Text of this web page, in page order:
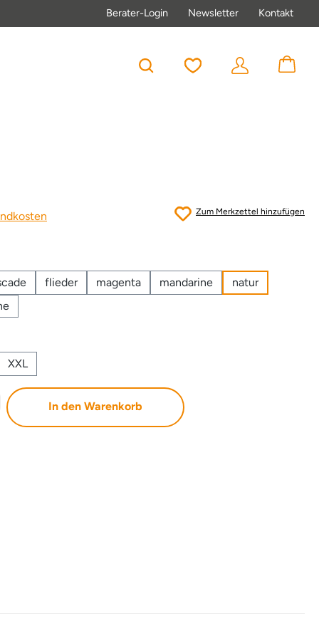
Berater-Login Newsletter Kontakt
Du hast 0 Produkte
flieder magenta mandarine
natur
XXL
den gewünschten Wert ein oder
In den Warenkorb
Zum Merkzettel hinzufügen